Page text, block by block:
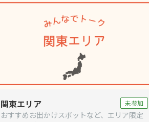
関東エリア 未参加
おすすめお出かけスポットなど、エリア限定